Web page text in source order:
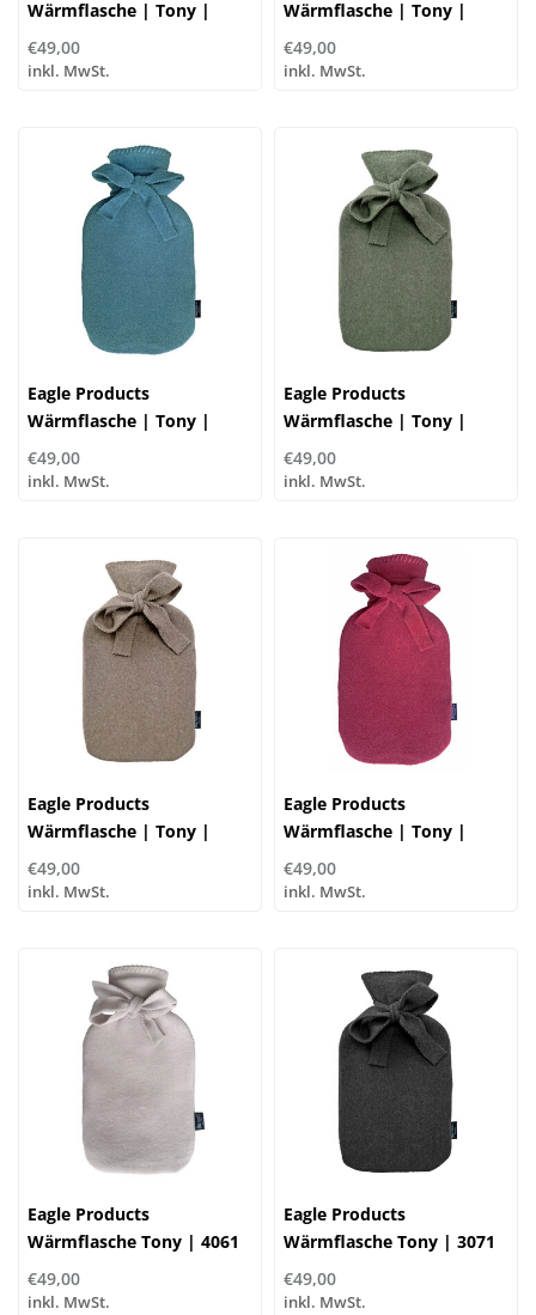
Wärmflasche | Tony |
3375 orange | 65%
Polyester, 35% Baumwolle
€49,00
inkl. MwSt.
Wärmflasche | Tony |
3067 flanell | 65%
Polyester, 35% Baumwolle
€49,00
inkl. MwSt.
Eagle Products
Wärmflasche | Tony |
3273 petrol | 65%
Polyester, 35% Baumwolle
€49,00
inkl. MwSt.
Eagle Products
Wärmflasche | Tony |
3232 moos | 65%
Polyester, 35% Baumwolle
€49,00
inkl. MwSt.
Eagle Products
Wärmflasche | Tony |
3115 nutria | 65%
Polyester, 35% Baumwolle
€49,00
inkl. MwSt.
Eagle Products
Wärmflasche | Tony |
3202 merlot | 65%
Polyester, 35% Baumwolle
€49,00
inkl. MwSt.
Eagle Products
Wärmflasche Tony | 4061
greige | 65% Polyester,
35% Baumwolle
€49,00
inkl. MwSt.
Eagle Products
Wärmflasche Tony | 3071
anthrazit | 65% Polyester,
35% Baumwolle
€49,00
inkl. MwSt.